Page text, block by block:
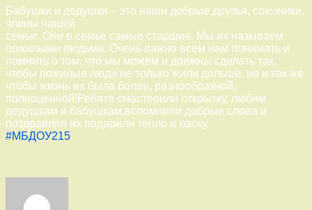
Бабушки и дедушки – это наши добрые друзья, союзники,
члены нашей
семьи. Они в семье самые старшие. Мы их называем
пожилыми людьми. Очень важно всем нам понимать и
помнить о том, что мы можем и должны сделать так,
чтобы пожилые люди не только жили дольше, но и так же
чтобы жизнь их была более, разнообразной,
полноценной!Ребята смастерили открытку, любим
дедушкам и бабушкам,вспомнили добрые слова и
поздравляя их подарили тепло и ласку.
#МБДОУ215